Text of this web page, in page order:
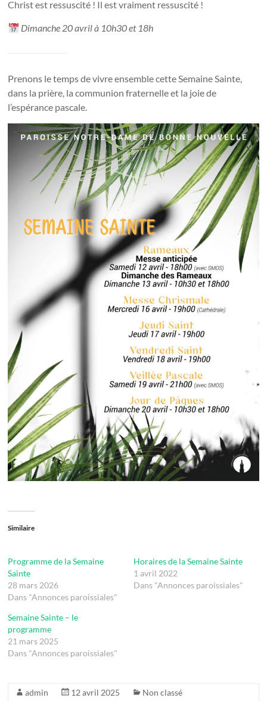
Christ est ressuscité ! Il est vraiment ressuscité !
Dimanche 20 avril à 10h30 et 18h
Prenons le temps de vivre ensemble cette Semaine Sainte,
dans la prière, la communion fraternelle et la joie de
l’espérance pascale.
Similaire
Programme de la Semaine
Sainte
28 mars 2026
Dans "Annonces paroissiales"
Horaires de la Semaine Sainte
1 avril 2022
Dans "Annonces paroissiales"
Semaine Sainte – le
programme
21 mars 2025
Dans "Annonces paroissiales"
admin 12 avril 2025 Non classé